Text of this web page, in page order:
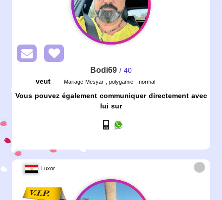
Bodi69/ 40
veut
Mariage Mesyar , polygamie , normal
Vous pouvez également communiquer directement avec
lui sur
Luxor